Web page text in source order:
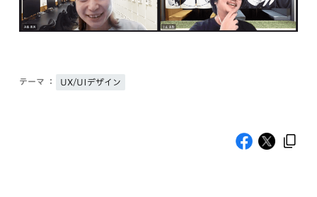
テーマ ： UX/UIデザイン